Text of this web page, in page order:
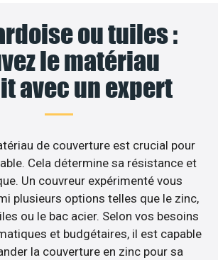
ou tuiles :
le matériau
avec un expert
de couverture est crucial pour
Cela détermine sa résistance et
Un couvreur expérimenté vous
plusieurs options telles que le zinc,
ou le bac acier. Selon vos besoins
et budgétaires, il est capable
la couverture en zinc pour sa